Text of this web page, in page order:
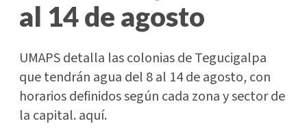
al 14 de agosto
UMAPS detalla las colonias de Tegucigalpa
que tendrán agua del 8 al 14 de agosto, con
horarios definidos según cada zona y sector de
la capital. aquí.